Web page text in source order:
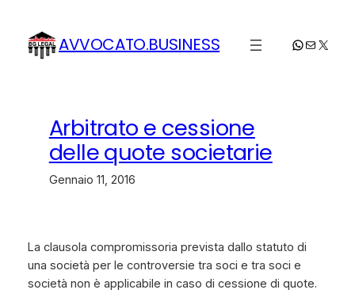
contenutoAVVOCATO.BUSINESS WhatsApp
Email
X
Arbitrato e cessione
delle quote societarie
Gennaio 11, 2016
La clausola compromissoria prevista dallo statuto di
una società per le controversie tra soci e tra soci e
società non è applicabile in caso di cessione di quote.